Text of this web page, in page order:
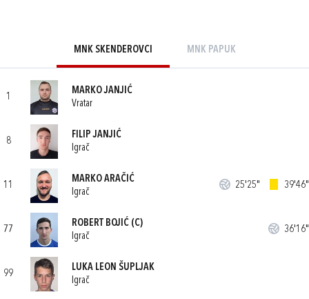
MNK SKENDEROVCI MNK PAPUK
1
MARKO JANJIĆ
Vratar
8
FILIP JANJIĆ
Igrač
11
MARKO ARAČIĆ
Igrač
25'25" 39'46"
77
ROBERT BOJIĆ (C)
Igrač
36'16"
99
LUKA LEON ŠUPLJAK
Igrač